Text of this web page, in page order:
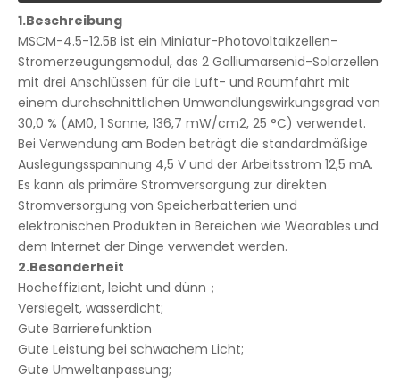
1.Beschreibung
MSCM-4.5-12.5B ist ein Miniatur-Photovoltaikzellen-
Stromerzeugungsmodul, das 2 Galliumarsenid-Solarzellen
mit drei Anschlüssen für die Luft- und Raumfahrt mit
einem durchschnittlichen Umwandlungswirkungsgrad von
30,0 % (AM0, 1 Sonne, 136,7 mW/cm2, 25 °C) verwendet.
Bei Verwendung am Boden beträgt die standardmäßige
Auslegungsspannung 4,5 V und der Arbeitsstrom 12,5 mA.
Es kann als primäre Stromversorgung zur direkten
Stromversorgung von Speicherbatterien und
elektronischen Produkten in Bereichen wie Wearables und
dem Internet der Dinge verwendet werden.
2.Besonderheit
Hocheffizient, leicht und dünn；
Versiegelt, wasserdicht;
Gute Barrierefunktion
Gute Leistung bei schwachem Licht;
Gute Umweltanpassung;